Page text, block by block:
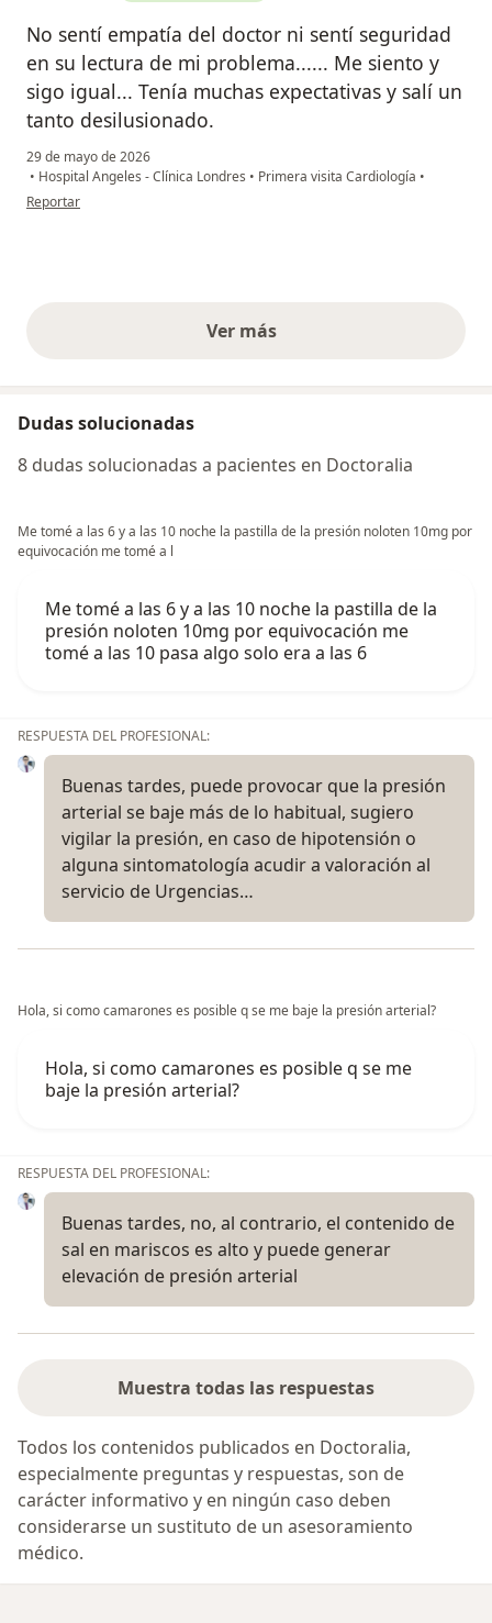
No sentí empatía del doctor ni sentí seguridad
en su lectura de mi problema...... Me siento y
sigo igual... Tenía muchas expectativas y salí un
tanto desilusionado.
29 de mayo de 2026
• Hospital Angeles - Clínica Londres • Primera visita Cardiología •
en opinión del usuario Michel
Reportar
Ver másopiniones anteriores
Dudas solucionadas
8 dudas solucionadas a pacientes en Doctoralia
Me tomé a las 6 y a las 10 noche la pastilla de la presión noloten 10mg por
equivocación me tomé a l
Me tomé a las 6 y a las 10 noche la pastilla de la
presión noloten 10mg por equivocación me
tomé a las 10 pasa algo solo era a las 6
RESPUESTA DEL PROFESIONAL:
Buenas tardes, puede provocar que la presión
arterial se baje más de lo habitual, sugiero
vigilar la presión, en caso de hipotensión o
alguna sintomatología acudir a valoración al
servicio de Urgencias…
Hola, si como camarones es posible q se me baje la presión arterial?
Hola, si como camarones es posible q se me
baje la presión arterial?
RESPUESTA DEL PROFESIONAL:
Buenas tardes, no, al contrario, el contenido de
sal en mariscos es alto y puede generar
elevación de presión arterial
Muestra todas las respuestas
Todos los contenidos publicados en Doctoralia,
especialmente preguntas y respuestas, son de
carácter informativo y en ningún caso deben
considerarse un sustituto de un asesoramiento
médico.